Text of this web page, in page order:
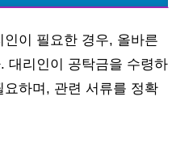
이 필요한 경우, 올바른
대리인이 공탁금을 수령하
하며, 관련 서류를 정확